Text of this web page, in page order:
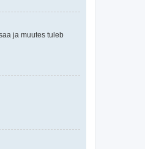
ja muutes tuleb